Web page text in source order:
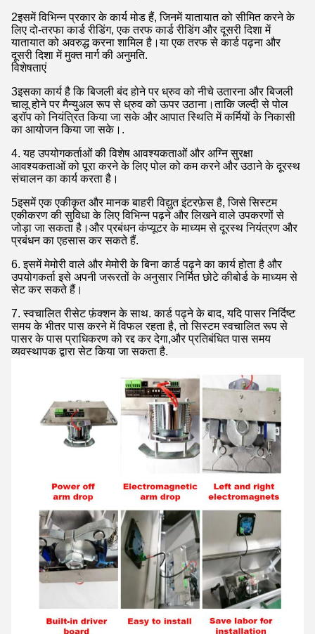
2इसमें विभिन्न प्रकार के कार्य मोड हैं, जिनमें यातायात को सीमित करने के
लिए दो-तरफा कार्ड रीडिंग, एक तरफ कार्ड रीडिंग और दूसरी दिशा में
यातायात को अवरुद्ध करना शामिल है।या एक तरफ से कार्ड पढ़ना और
दूसरी दिशा में मुक्त मार्ग की अनुमति.
विशेषताएं
3इसका कार्य है कि बिजली बंद होने पर ध्रुव को नीचे उतारना और बिजली
चालू होने पर मैन्युअल रूप से ध्रुव को ऊपर उठाना।ताकि जल्दी से पोल
ड्रॉप को नियंत्रित किया जा सके और आपात स्थिति में कर्मियों के निकासी
का आयोजन किया जा सके।.
4. यह उपयोगकर्ताओं की विशेष आवश्यकताओं और अग्नि सुरक्षा
आवश्यकताओं को पूरा करने के लिए पोल को कम करने और उठाने के दूरस्थ
संचालन का कार्य करता है।
5इसमें एक एकीकृत और मानक बाहरी विद्युत इंटरफ़ेस है, जिसे सिस्टम
एकीकरण की सुविधा के लिए विभिन्न पढ़ने और लिखने वाले उपकरणों से
जोड़ा जा सकता है।और प्रबंधन कंप्यूटर के माध्यम से दूरस्थ नियंत्रण और
प्रबंधन का एहसास कर सकते हैं.
6. इसमें मेमोरी वाले और मेमोरी के बिना कार्ड पढ़ने का कार्य होता है और
उपयोगकर्ता इसे अपनी जरूरतों के अनुसार निर्मित छोटे कीबोर्ड के माध्यम से
सेट कर सकते हैं।
7. स्वचालित रीसेट फ़ंक्शन के साथ. कार्ड पढ़ने के बाद, यदि पासर निर्दिष्ट
समय के भीतर पास करने में विफल रहता है, तो सिस्टम स्वचालित रूप से
पासर के पास प्राधिकरण को रद्द कर देगा,और प्रतिबंधित पास समय
व्यवस्थापक द्वारा सेट किया जा सकता है.